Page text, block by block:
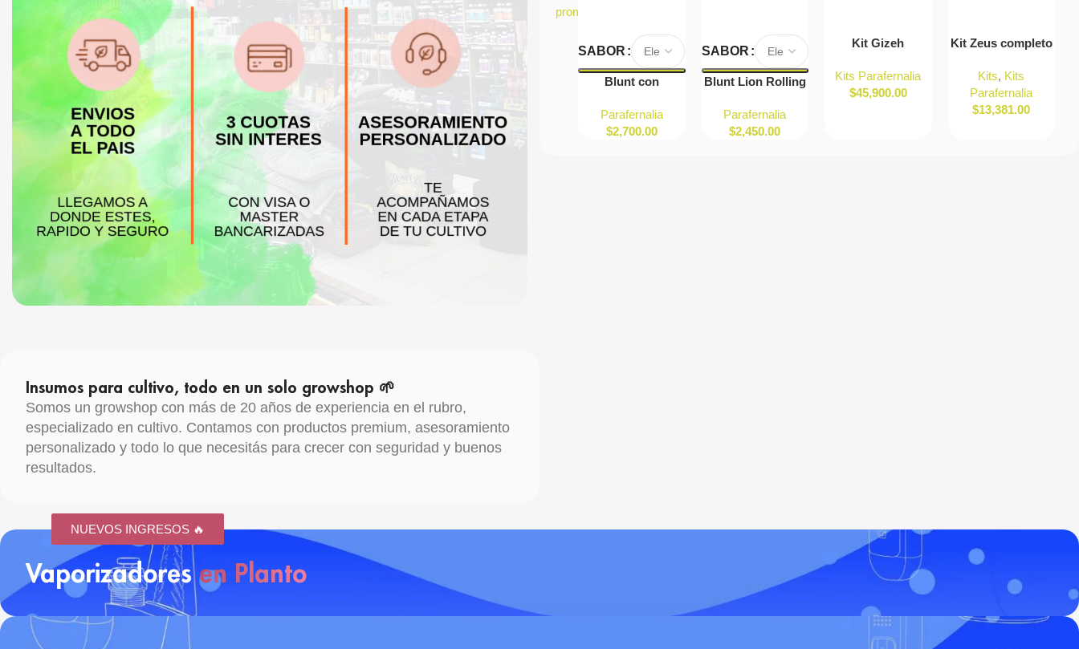
Insumos para cultivo, todo en un solo growshop 🌱
Somos un growshop con más de 20 años de experiencia en el rubro,
especializado en cultivo. Contamos con productos premium, asesoramiento
personalizado y todo lo que necesitás para crecer con seguridad y buenos
resultados.
promos
Opciones
SABOR
Blunt con
Rolling Circus
Parafernalia
$2,700.00
Opciones
SABOR
Blunt Lion Rolling
Parafernalia
$2,450.00
Agregar Al Carrito
Kit Gizeh
Kits Parafernalia
$45,900.00
Agregar Al Carrito
Kit Zeus completo
accesorios para
armado
Kits, Kits
Parafernalia
$13,381.00
Vaporizadoresen Planto
NUEVOS INGRESOS 🔥
NUEVOS INGRESOS 🔥